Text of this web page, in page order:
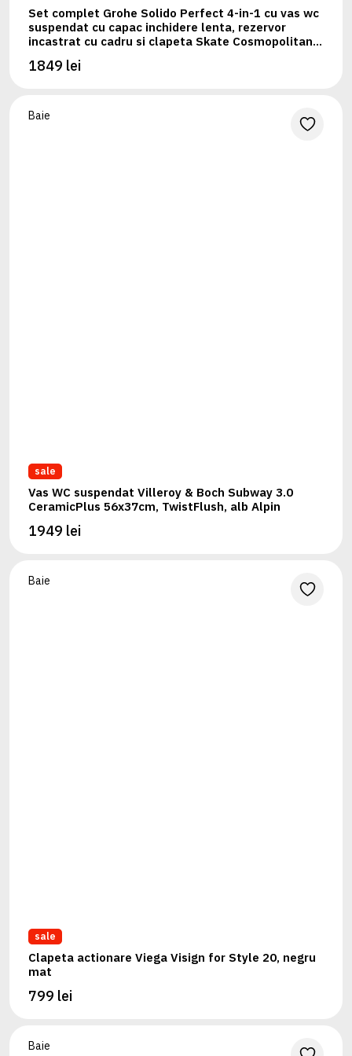
Set complet Grohe Solido Perfect 4-in-1 cu vas wc
suspendat cu capac inchidere lenta, rezervor
incastrat cu cadru si clapeta Skate Cosmopolitan
1849 lei
Baie
sale
Vas WC suspendat Villeroy & Boch Subway 3.0
CeramicPlus 56x37cm, TwistFlush, alb Alpin
1949 lei
Baie
sale
Clapeta actionare Viega Visign for Style 20, negru
mat
799 lei
Baie